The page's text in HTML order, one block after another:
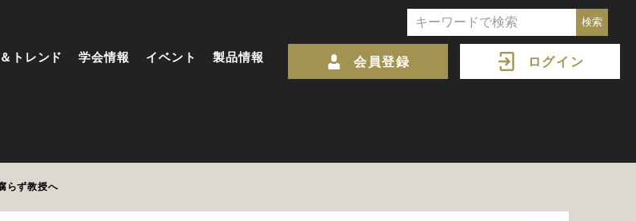
トレンド 学会情報 イベント 製品情報 会員登録 ログイン
らず教授へ